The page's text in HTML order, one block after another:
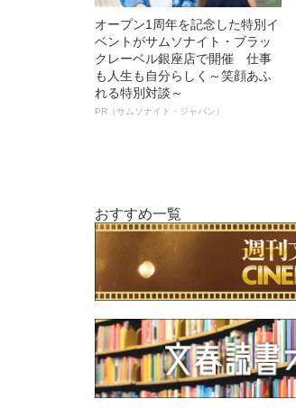
オープン1周年を記念した特別イ
ベントがサムソナイト・ブラッ
クレーベル銀座店で開催 仕事
も人生も自分らしく～笑顔あふ
れる特別対談～
PR（サムソナイト・ジャパン）
おすすめ一覧